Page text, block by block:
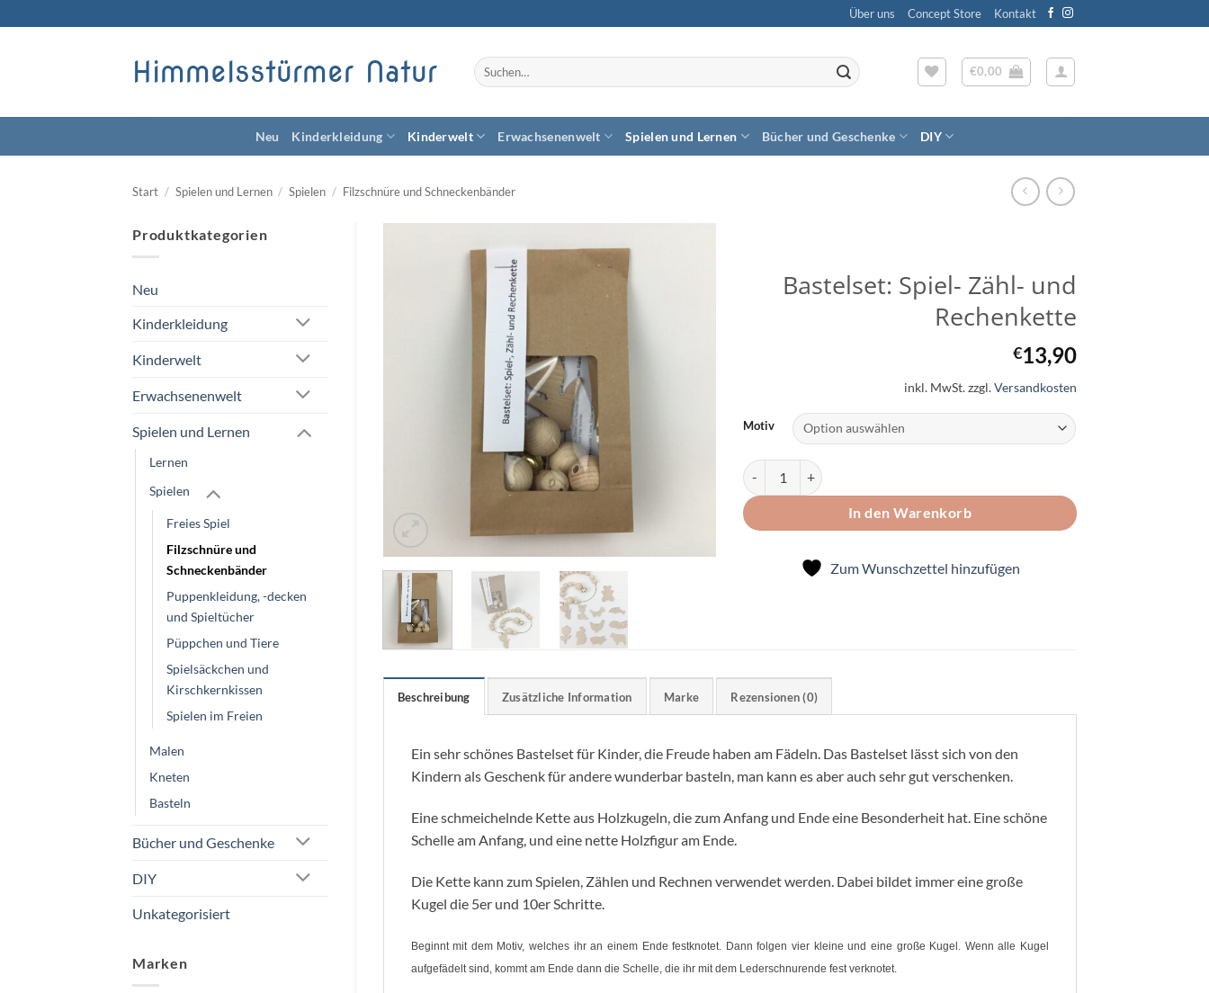
Inhalt
Über uns Concept Store Kontakt
Himmelsstürmer Natur
Suchen
nach:
€0,00
Neu Kinderkleidung Kinderwelt Erwachsenenwelt Spielen und Lernen Bücher und Geschenke DIY
Start / Spielen und Lernen / Spielen / Filzschnüre und Schneckenbänder
Produktkategorien
Neu
Kinderkleidung
Kinderwelt
Erwachsenenwelt
Spielen und Lernen
Lernen
Spielen
Freies Spiel
Filzschnüre und
Schneckenbänder
Puppenkleidung, -decken
und Spieltücher
Püppchen und Tiere
Spielsäckchen und
Kirschkernkissen
Spielen im Freien
Malen
Kneten
Basteln
Bücher und Geschenke
DIY
Unkategorisiert
Marken
Bastelset: Spiel- Zähl- und
Rechenkette
€13,90
inkl. MwSt.zzgl.Versandkosten
Motiv
Bastelset: Spiel- Zähl- und Rechenkette Menge
In den Warenkorb
Zum Wunschzettel hinzufügen
Beschreibung Zusätzliche Information Marke Rezensionen (0)
Ein sehr schönes Bastelset für Kinder, die Freude haben am Fädeln. Das Bastelset lässt sich von den
Kindern als Geschenk für andere wunderbar basteln, man kann es aber auch sehr gut verschenken.
Eine schmeichelnde Kette aus Holzkugeln, die zum Anfang und Ende eine Besonderheit hat. Eine schöne
Schelle am Anfang, und eine nette Holzfigur am Ende.
Die Kette kann zum Spielen, Zählen und Rechnen verwendet werden. Dabei bildet immer eine große
Kugel die 5er und 10er Schritte.
Beginnt mit dem Motiv, welches ihr an einem Ende festknotet. Dann folgen vier kleine und eine große Kugel. Wenn alle Kugel
aufgefädelt sind, kommt am Ende dann die Schelle, die ihr mit dem Lederschnurende fest verknotet.